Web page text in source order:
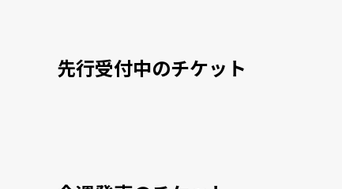
先行受付中のチケット